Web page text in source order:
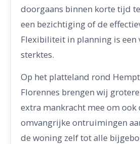
doorgaans binnen korte tijd
een bezichtiging of de
Flexibiliteit in planning is een
sterktes.
Op het platteland rond
Florennes brengen wij
extra mankracht mee om ook
omvangrijke ontruimingen
de woning zelf tot alle